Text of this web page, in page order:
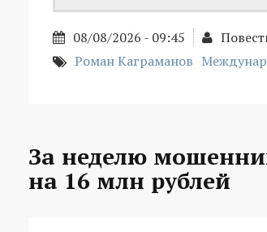
08/08/2026 - 09:45
Роман Каграманов
За неделю
на 16 млн рублей